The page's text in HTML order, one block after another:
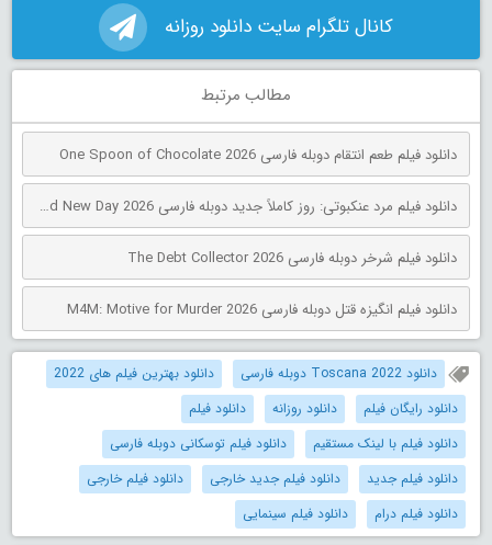
کانال تلگرام سایت دانلود روزانه
مطالب مرتبط
دانلود فیلم طعم انتقام دوبله فارسی One Spoon of Chocolate 2026
دانلود فیلم مرد عنکبوتی: روز کاملاً جدید دوبله فارسی Spider-Man: Brand New Day 2026
دانلود فیلم شرخر دوبله فارسی The Debt Collector 2026
دانلود فیلم انگیزه قتل دوبله فارسی M4M: Motive for Murder 2026
دانلود Toscana 2022 دوبله فارسی
دانلود بهترین فیلم های 2022
دانلود رایگان فیلم
دانلود روزانه
دانلود فیلم
دانلود فیلم با لینک مستقیم
دانلود فیلم توسکانی دوبله فارسی
دانلود فیلم جدید
دانلود فیلم جدید خارجی
دانلود فیلم خارجی
دانلود فیلم درام
دانلود فیلم سینمایی